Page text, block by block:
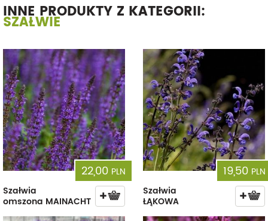
INNE PRODUKTY Z KATEGORII:
SZAŁWIE
22,00 PLN
Szałwia
omszona MAINACHT
19,50 PLN
Szałwia
ŁĄKOWA